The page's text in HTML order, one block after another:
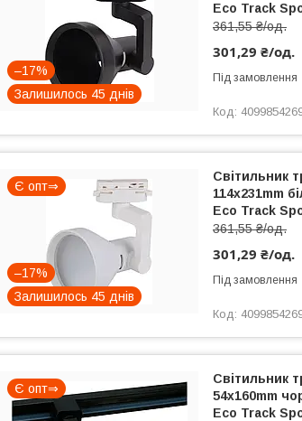
–17%
Залишилось 45 днів
Eco Track
361,55 ₴/од.
301,29 ₴/од.
Під замовлення
Є опт⇒
–17%
Залишилось 45 днів
Світильник
114x231mm
Eco Track
361,55 ₴/од.
301,29 ₴/од.
Під замовлення
Є опт⇒
Світильник
54x160mm
Eco Track